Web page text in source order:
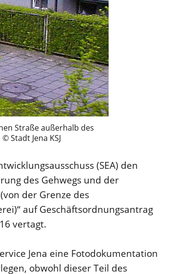
Straße außerhalb des
Stadt Jena KSJ
(SEA) den
des Gehwegs und der
der Grenze des
auf Geschäftsordnungsantrag
vertagt.
Jena eine Fotodokumentation
obwohl dieser Teil des